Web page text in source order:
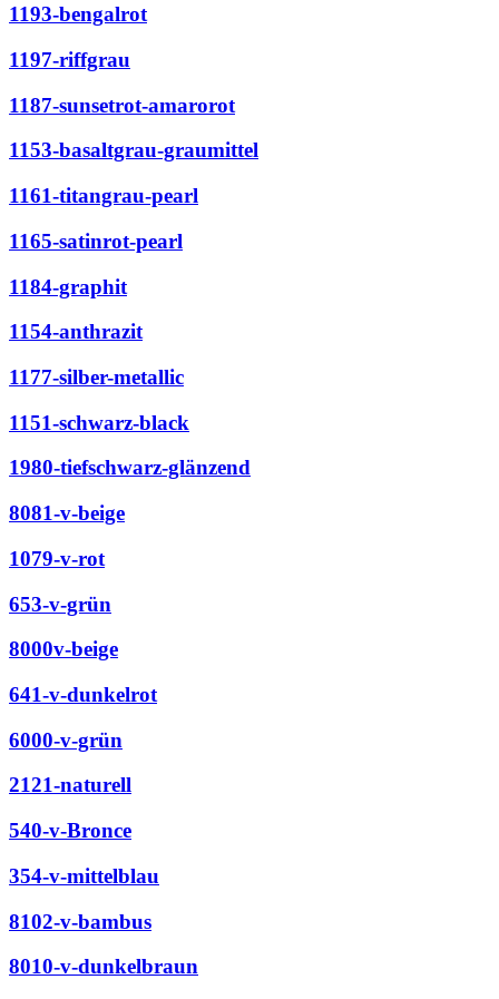
1193-bengalrot
1197-riffgrau
1187-sunsetrot-amarorot
1153-basaltgrau-graumittel
1161-titangrau-pearl
1165-satinrot-pearl
1184-graphit
1154-anthrazit
1177-silber-metallic
1151-schwarz-black
1980-tiefschwarz-glänzend
8081-v-beige
1079-v-rot
653-v-grün
8000v-beige
641-v-dunkelrot
6000-v-grün
2121-naturell
540-v-Bronce
354-v-mittelblau
8102-v-bambus
8010-v-dunkelbraun